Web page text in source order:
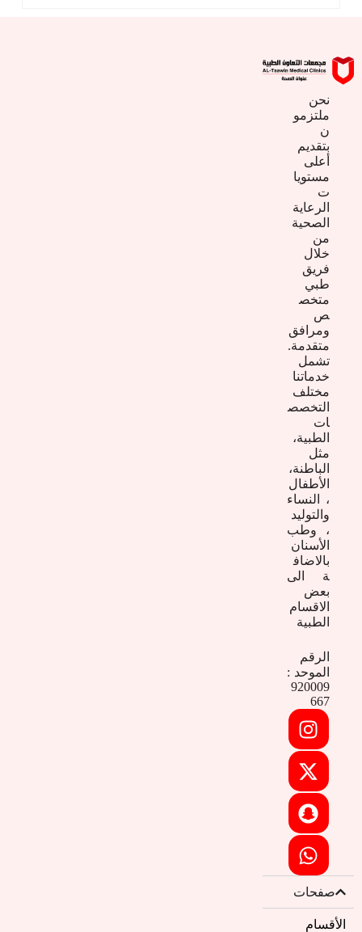
نحن
ملتزمو
ن
بتقديم
أعلى
مستويا
ت
الرعاية
الصحية
من
خلال
فريق
طبي
متخص
ص
ومرافق
متقدمة.
تشمل
خدماتنا
مختلف
التخصص
ات
الطبية،
مثل
الباطنة،
الأطفال
، النساء
والتوليد
، وطب
الأسنان
بالاضاف
ة الى
بعض
الاقسام
الطبية
الرقم
الموحد :
920009
667
صفحات
الأقسام